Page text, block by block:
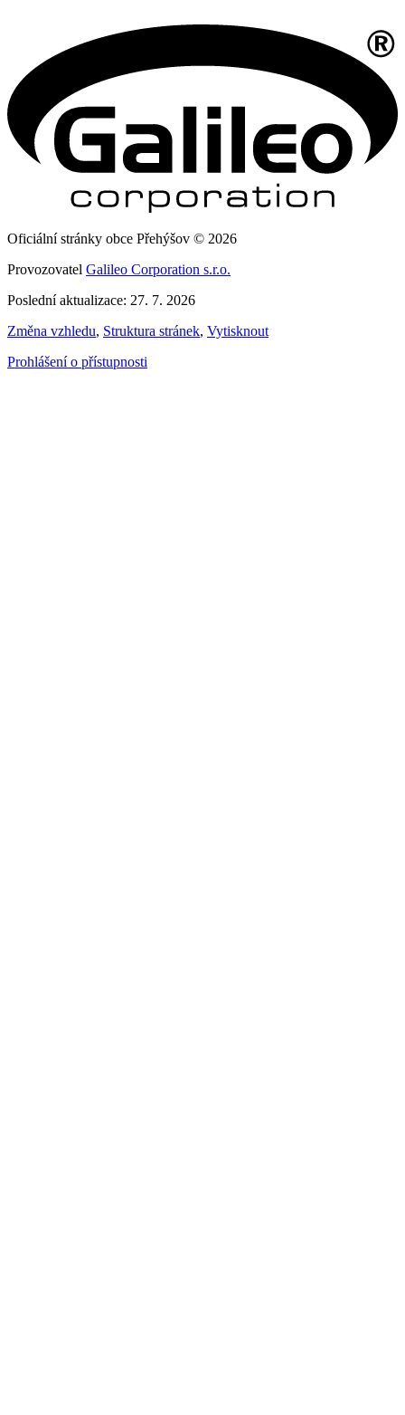
Oficiální stránky obce Přehýšov © 2026
Provozovatel Galileo Corporation s.r.o.
Poslední aktualizace: 27. 7. 2026
Změna vzhledu, Struktura stránek, Vytisknout
Prohlášení o přístupnosti